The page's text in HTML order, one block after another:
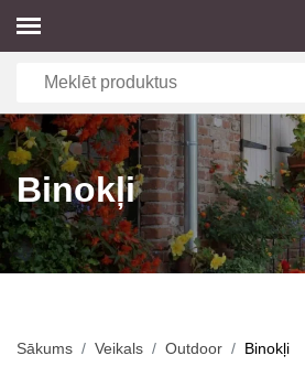
Binokļi
Sākums Veikals Outdoor Binokļi